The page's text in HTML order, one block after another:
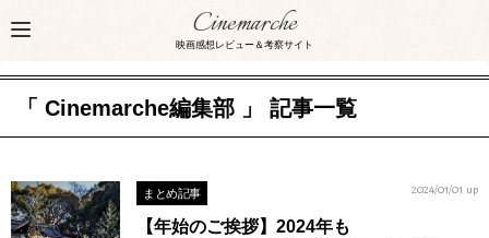
Cinemarche
映画感想レビュー＆考察サイト
「 Cinemarche編集部 」 記事一覧
まとめ記事 2024/01/01 up
【年始のご挨拶】2024年も